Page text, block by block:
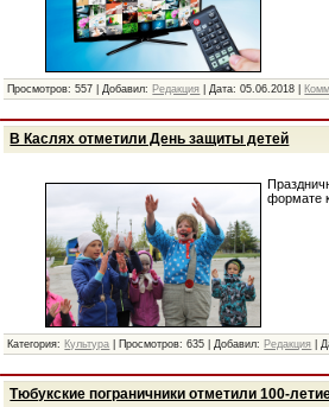
Просмотров: 557 |Добавил: Редакция |Дата: 05.06.2018
В Каслях отметили День защиты детей
формате
Категория: Культура Просмотров: 635 |Добавил: Редакция |
Тюбукские пограничники отметили 100-